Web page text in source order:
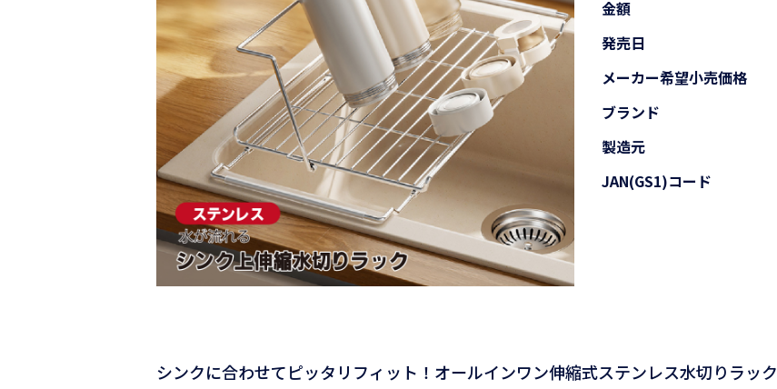
金額
発売日
メーカー希望小売価格
ブランド
製造元
JAN(GS1)コード
シンクに合わせてピッタリフィット！オールインワン伸縮式ステンレス水切りラック